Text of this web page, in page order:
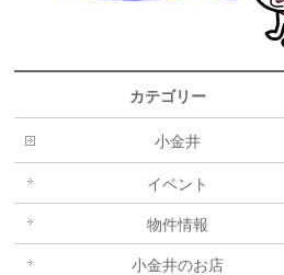
カテゴリー
小金井
イベント
物件情報
小金井のお店